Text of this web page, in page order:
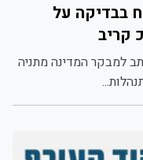
בבדיקה על
קריב
למבקר המדינה מתניה